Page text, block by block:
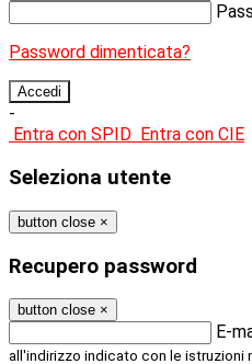
Password dimenticata?
-
Entra con SPID Entra con CIE
Seleziona utente
button close ×
Recupero password
button close ×
E-
all'indirizzo indicato con le istruzioni